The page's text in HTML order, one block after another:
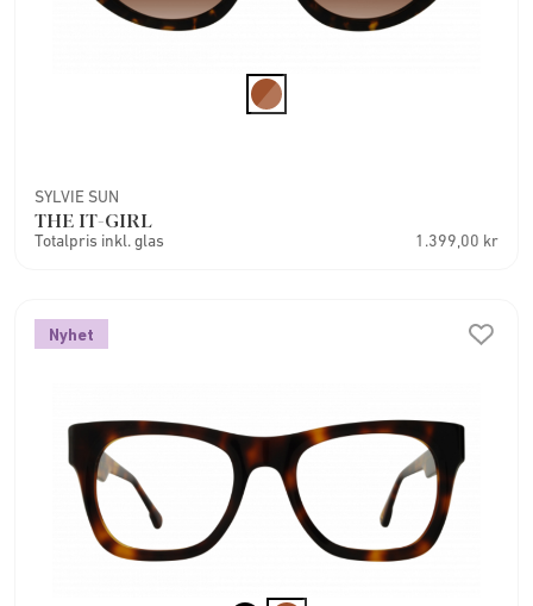
SYLVIE SUN
THE IT-GIRL
Totalpris inkl. glas 1.399,00 kr
Nyhet